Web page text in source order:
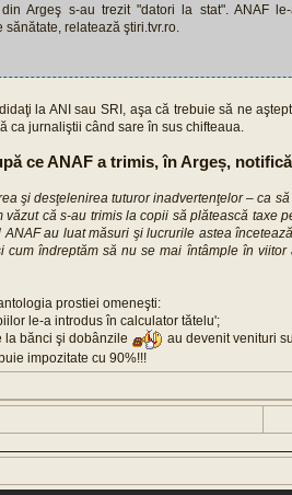
Argeş s-au trezit "datori la stat". ANAF
relatează ştiri.tvr.ro.
la ANI sau SRI, aşa că trebuie să ne
ca jurnaliştii când sare în sus chifteaua.
ce ANAF a trimis, în Argeș,
şi desţelenirea tuturor inadvertenţelor – ca
că s-au trimis la copii să plătească taxe
au luat măsuri şi lucrurile astea
cum îndreptăm să nu se mai întâmple în viitor
prostiei omeneşti:
le-a introdus în calculator tătelu';
la bănci şi dobânzile
au devenit venituri
impozitate cu 90%!!!